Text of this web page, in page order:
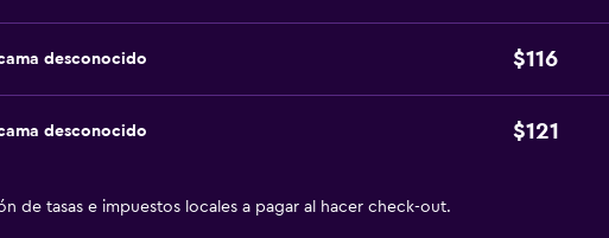
desconocido $116
desconocido $121
de tasas e impuestos locales a pagar al hacer check-out.